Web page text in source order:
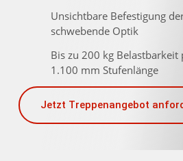
Unsichtbare Befestigung
schwebende Optik
Bis zu 200 kg Belastbarkeit
1.100 mm Stufenlänge
Jetzt Treppenangebot